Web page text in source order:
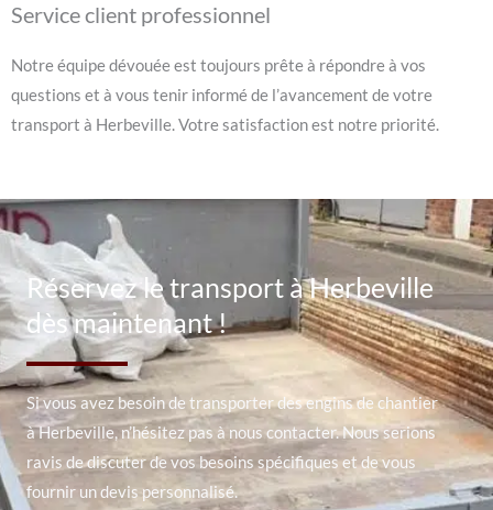
Service client professionnel
Notre équipe dévouée est toujours prête à répondre à vos
questions et à vous tenir informé de l’avancement de votre
transport à Herbeville. Votre satisfaction est notre priorité.
Réservez le transport à Herbeville
dès maintenant !
Si vous avez besoin de transporter des engins de chantier
à Herbeville, n’hésitez pas à nous contacter. Nous serions
ravis de discuter de vos besoins spécifiques et de vous
fournir un devis personnalisé.